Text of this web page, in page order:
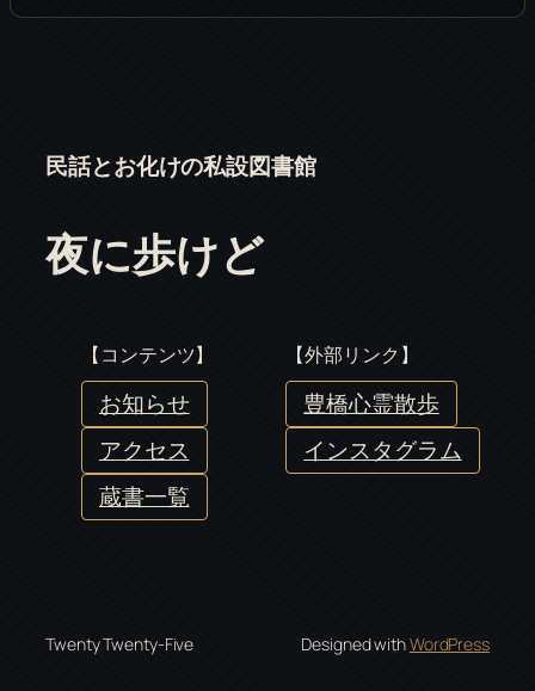
民話とお化けの私設図書館
夜に歩けど
【コンテンツ】
お知らせ
アクセス
蔵書一覧
【外部リンク】
豊橋心霊散歩
インスタグラム
Twenty Twenty-Five Designed withWordPress